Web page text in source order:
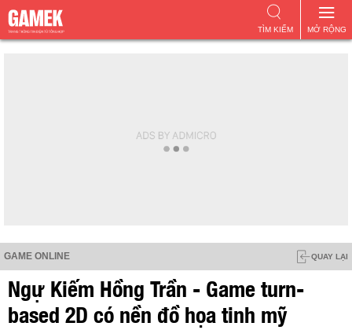
MỞ RỘNG
TÌM KIẾM
GAME ONLINE QUAY LẠI
Ngự Kiếm Hồng Trần - Game turn-
based 2D có nền đồ họa tinh mỹ